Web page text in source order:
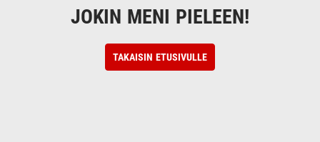
JOKIN MENI PIELEEN!
TAKAISIN ETUSIVULLE